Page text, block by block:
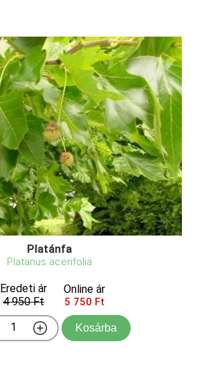
Platánfa
Platanus acerifolia
Eredeti ár
4 950 Ft
Online ár
5 750 Ft
Kosárba